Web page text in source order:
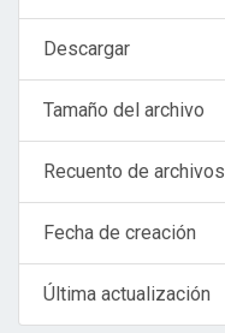
Descargar
Tamaño del archivo
Recuento de archivos
Fecha de creación
Última actualización